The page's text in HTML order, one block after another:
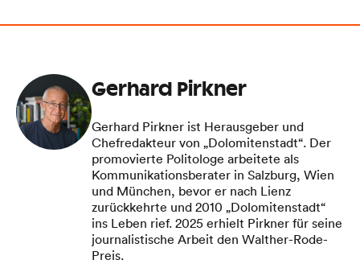
Gerhard Pirkner
Gerhard Pirkner ist Herausgeber und
Chefredakteur von „Dolomitenstadt“. Der
promovierte Politologe arbeitete als
Kommunikationsberater in Salzburg, Wien
und München, bevor er nach Lienz
zurückkehrte und 2010 „Dolomitenstadt“
ins Leben rief. 2025 erhielt Pirkner für seine
journalistische Arbeit den Walther-Rode-
Preis.